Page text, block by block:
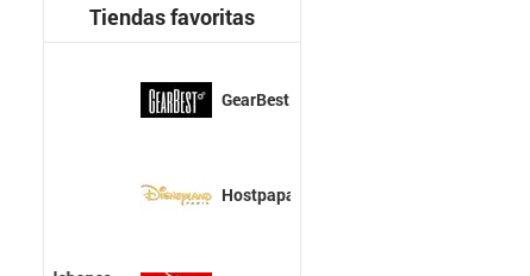
Tiendas favoritas
GearBest
Hostpapa